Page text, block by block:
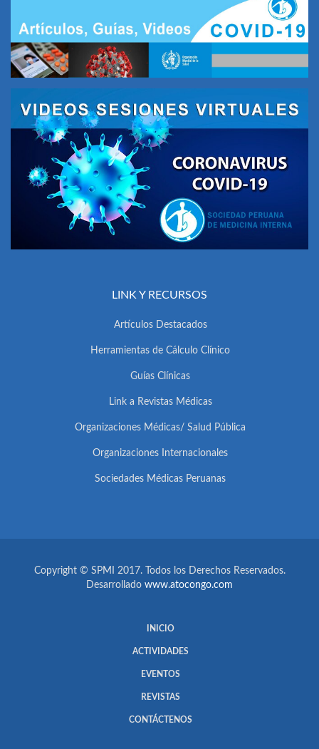
LINK Y RECURSOS
Artículos Destacados
Herramientas de Cálculo Clínico
Guías Clínicas
Link a Revistas Médicas
Organizaciones Médicas/ Salud Pública
Organizaciones Internacionales
Sociedades Médicas Peruanas
Copyright © SPMI 2017. Todos los Derechos Reservados.
Desarrollado www.atocongo.com
INICIO
ACTIVIDADES
EVENTOS
REVISTAS
CONTÁCTENOS